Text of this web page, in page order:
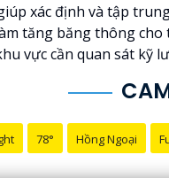
xác định và tập
tăng băng thông
vực cần quan sát
78° Hồng Ngoại